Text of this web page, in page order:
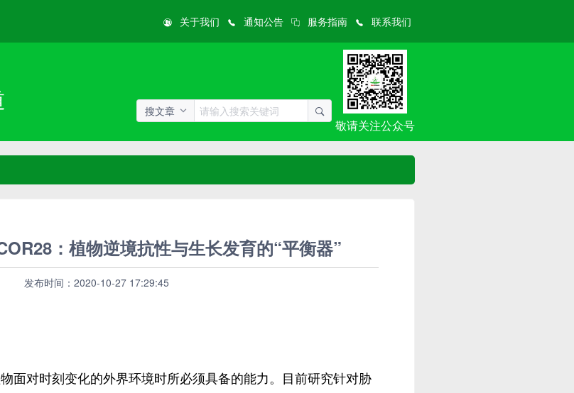
关于我们 通知公告 服务指南 联系我们
搜文章
敬请关注公众号
：植物逆境抗性与生长发育的“平衡器”
发布时间：2020-10-27 17:29:45
面对时刻变化的外界环境时所必须具备的能力。目前研究针对胁